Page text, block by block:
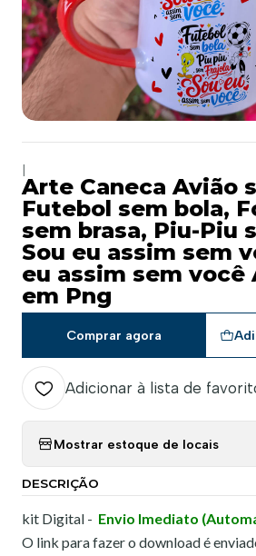
Arte Caneca Avião
Futebol sem bola,
sem brasa, Piu-Piu
Sou eu assim sem
eu assim sem você
em Png
Comprar agora
Adicionar à lista de
Mostrar estoque de locais
DESCRIÇÃO
kit Digital - Envio Imediato
O link para fazer o download é